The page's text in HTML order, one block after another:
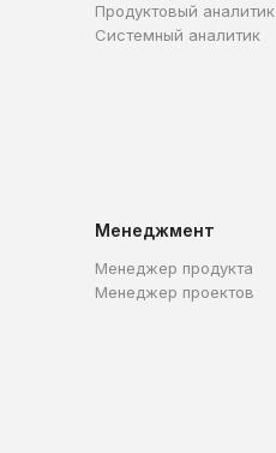
Продуктовый аналитик
Системный аналитик
Менеджмент
Менеджер продукта
Менеджер проектов